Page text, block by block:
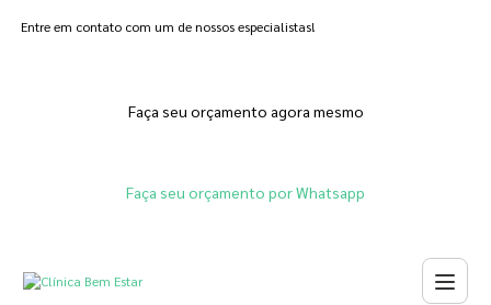
Entre em contato com um de nossos especialistas!
Faça seu orçamento agora mesmo
Faça seu orçamento por Whatsapp